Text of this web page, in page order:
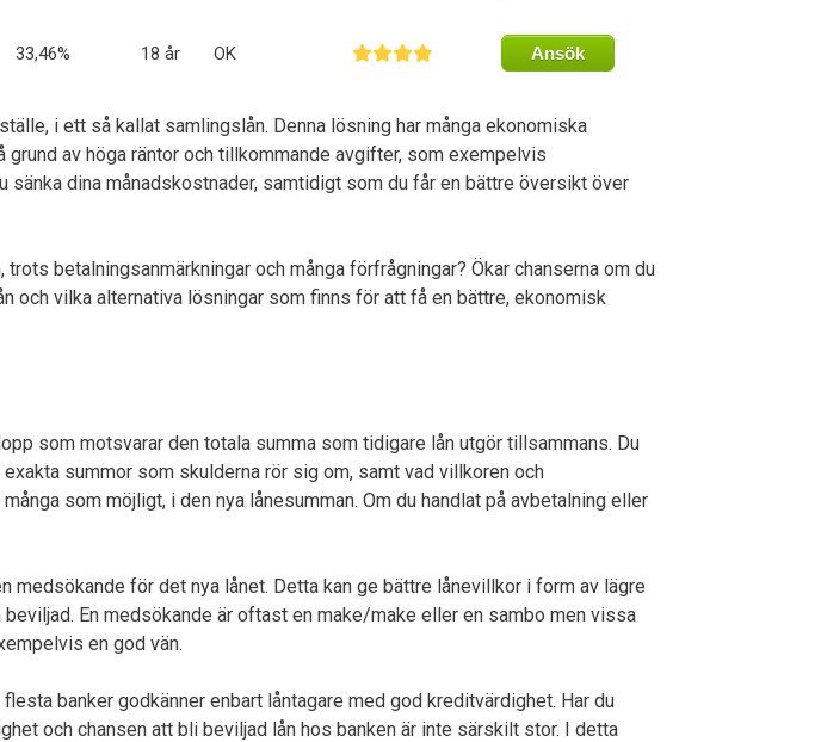
33,46% 18 år OK Ansök
i ett så kallat samlingslån. Denna lösning har många ekonomiska
av höga räntor och tillkommande avgifter, som exempelvis
dina månadskostnader, samtidigt som du får en bättre översikt över
betalningsanmärkningar och många förfrågningar? Ökar chanserna om du
och vilka alternativa lösningar som finns för att få en bättre, ekonomisk
som motsvarar den totala summa som tidigare lån utgör tillsammans. Du
summor som skulderna rör sig om, samt vad villkoren och
som möjligt, i den nya lånesumman. Om du handlat på avbetalning eller
medsökande för det nya lånet. Detta kan ge bättre lånevillkor i form av lägre
En medsökande är oftast en make/make eller en sambo men vissa
en god vän.
banker godkänner enbart låntagare med god kreditvärdighet. Har du
och chansen att bli beviljad lån hos banken är inte särskilt stor. I detta